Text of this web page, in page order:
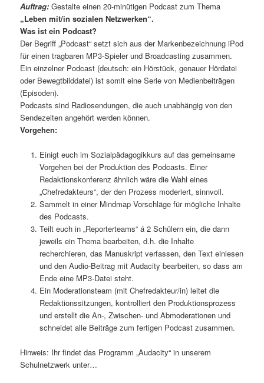
Auftrag: Gestalte einen 20-minütigen Podcast zum Thema
„Leben mit/in sozialen Netzwerken“.
Was ist ein Podcast?
Der Begriff „Podcast“ setzt sich aus der Markenbezeichnung iPod
für einen tragbaren MP3-Spieler und Broadcasting zusammen.
Ein einzelner Podcast (deutsch: ein Hörstück, genauer Hördatei
oder Bewegtbilddatei) ist somit eine Serie von Medienbeiträgen
(Episoden).
Podcasts sind Radiosendungen, die auch unabhängig von den
Sendezeiten angehört werden können.
Vorgehen:
Einigt euch im Sozialpädagogikkurs auf das gemeinsame
Vorgehen bei der Produktion des Podcasts. Einer
Redaktionskonferenz ähnlich wäre die Wahl eines
„Chefredakteurs“, der den Prozess moderiert, sinnvoll.
Sammelt in einer Mindmap Vorschläge für mögliche Inhalte
des Podcasts.
Teilt euch in „Reporterteams“ á 2 Schülern ein, die dann
jeweils ein Thema bearbeiten, d.h. die Inhalte
recherchieren, das Manuskript verfassen, den Text einlesen
und den Audio-Beitrag mit Audacity bearbeiten, so dass am
Ende eine MP3-Datei steht.
Ein Moderationsteam (mit Chefredakteur/in) leitet die
Redaktionssitzungen, kontrolliert den Produktionsprozess
und erstellt die An-, Zwischen- und Abmoderationen und
schneidet alle Beiträge zum fertigen Podcast zusammen.
Hinweis: Ihr findet das Programm „Audacity“ in unserem
Schulnetzwerk unter…